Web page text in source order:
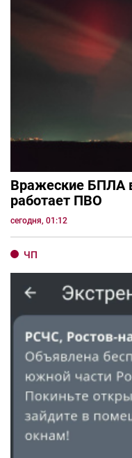
Вражеские БПЛА
работает ПВО
сегодня, 01:12
ЧП